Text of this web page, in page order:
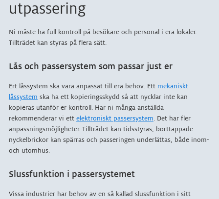
utpassering
Ni måste ha full kontroll på besökare och personal i era lokaler.
Tillträdet kan styras på flera sätt.
Lås och passersystem som passar just er
Ert låssystem ska vara anpassat till era behov. Ett mekaniskt
låssystem ska ha ett kopieringsskydd så att nycklar inte kan
kopieras utanför er kontroll. Har ni många anställda
rekommenderar vi ett elektroniskt passersystem. Det har fler
anpassningsmöjligheter. Tillträdet kan tidsstyras, borttappade
nyckelbrickor kan spärras och passeringen underlättas, både inom-
och utomhus.
Slussfunktion i passersystemet
Vissa industrier har behov av en så kallad slussfunktion i sitt